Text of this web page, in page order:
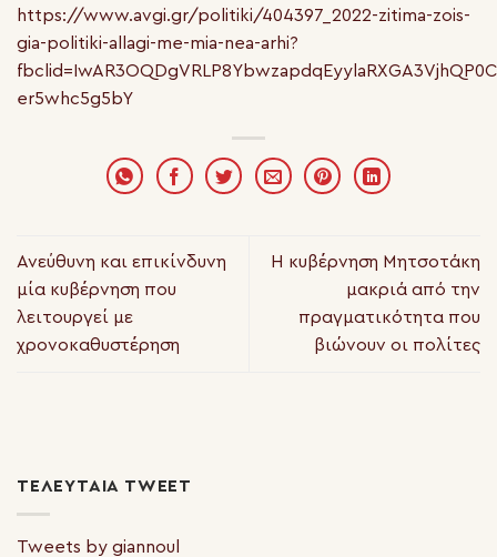
https://www.avgi.gr/politiki/404397_2022-zitima-zois-
gia-politiki-allagi-me-mia-nea-arhi?
er5whc5g5bY
Ανεύθυνη και επικίνδυνη
μία κυβέρνηση που
λειτουργεί με
χρονοκαθυστέρηση
Η κυβέρνηση Μητσοτάκη
μακριά από την
πραγματικότητα που
βιώνουν οι πολίτες
ΤΕΛΕΥΤΑΊΑ TWEET
Tweets by giannoul